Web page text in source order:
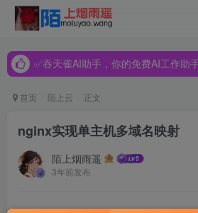
✅吞天雀AI助手，你的免费AI工作助手，支持gpt-
✅吞天雀AI助手，你的免费AI工作助手，支持gpt-
首页 陌上云 正文
nginx实现单主机多域名映射
陌上烟雨遥
3年前发布